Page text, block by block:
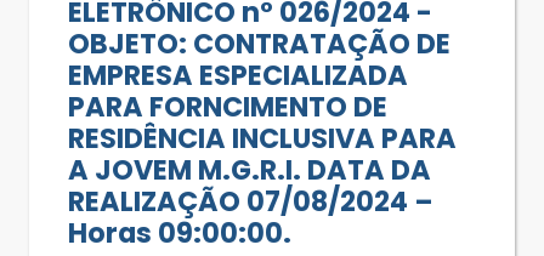
ELETRÔNICO n° 026/2024 -
OBJETO: CONTRATAÇÃO DE
EMPRESA ESPECIALIZADA
PARA FORNCIMENTO DE
RESIDÊNCIA INCLUSIVA PARA
A JOVEM M.G.R.I. DATA DA
REALIZAÇÃO 07/08/2024 –
Horas 09:00:00.